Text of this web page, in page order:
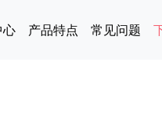
产品特点 常见问题